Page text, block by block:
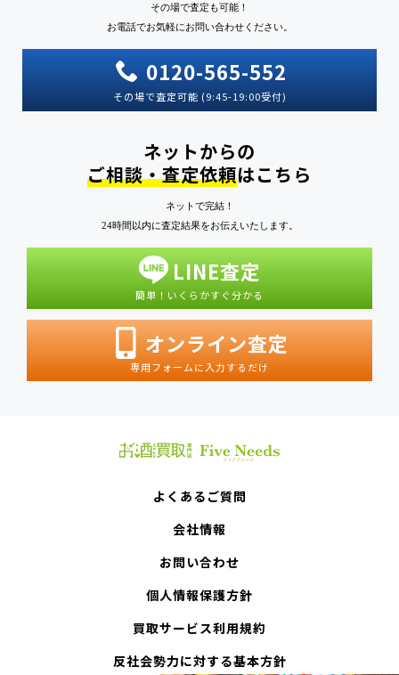
その場で査定も可能！
お電話でお気軽にお問い合わせください。
0120-565-552
その場で査定可能 (9:45-19:00受付)
ネットからの
ご相談・査定依頼はこちら
ネットで完結！
24時間以内に査定結果をお伝えいたします。
LINE査定
簡単！いくらかすぐ分かる
オンライン査定
専用フォームに入力するだけ
よくあるご質問
会社情報
お問い合わせ
個人情報保護方針
買取サービス利用規約
反社会勢力に対する基本方針